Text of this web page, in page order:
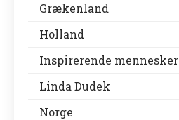
Grækenland
Holland
Inspirerende mennesker
Linda Dudek
Norge